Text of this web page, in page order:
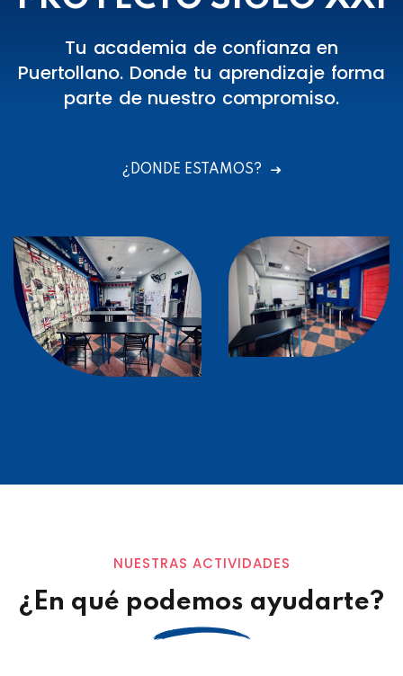
Tu academia de confianza en
Puertollano. Donde tu aprendizaje forma
parte de nuestro compromiso.
¿DONDE ESTAMOS?
NUESTRAS ACTIVIDADES
¿En qué podemos ayudarte?